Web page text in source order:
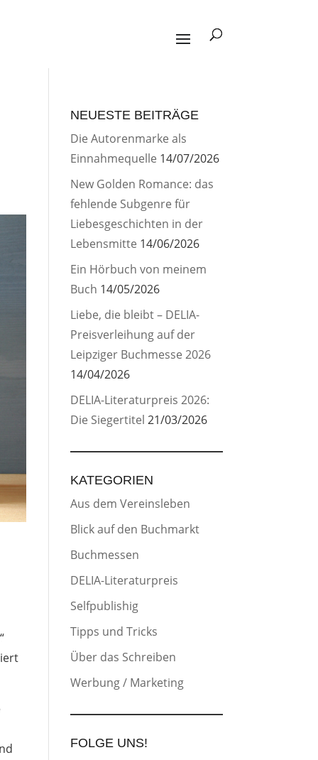
NEUESTE BEITRÄGE
Die Autorenmarke als
Einnahmequelle 14/07/2026
New Golden Romance: das
fehlende Subgenre für
Liebesgeschichten in der
Lebensmitte 14/06/2026
Ein Hörbuch von meinem
Buch 14/05/2026
Liebe, die bleibt – DELIA-
Preisverleihung auf der
Leipziger Buchmesse 2026
14/04/2026
DELIA-Literaturpreis 2026:
Die Siegertitel 21/03/2026
KATEGORIEN
Aus dem Vereinsleben
Blick auf den Buchmarkt
Buchmessen
DELIA-Literaturpreis
Selfpublishig
Tipps und Tricks
Über das Schreiben
Werbung / Marketing
FOLGE UNS!